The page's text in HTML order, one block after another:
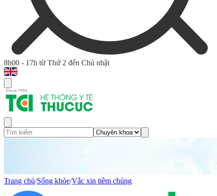
8h00 - 17h từ Thứ 2 đến Chủ nhật
Trang chủ/Sống khỏe/Vắc xin tiêm chủng